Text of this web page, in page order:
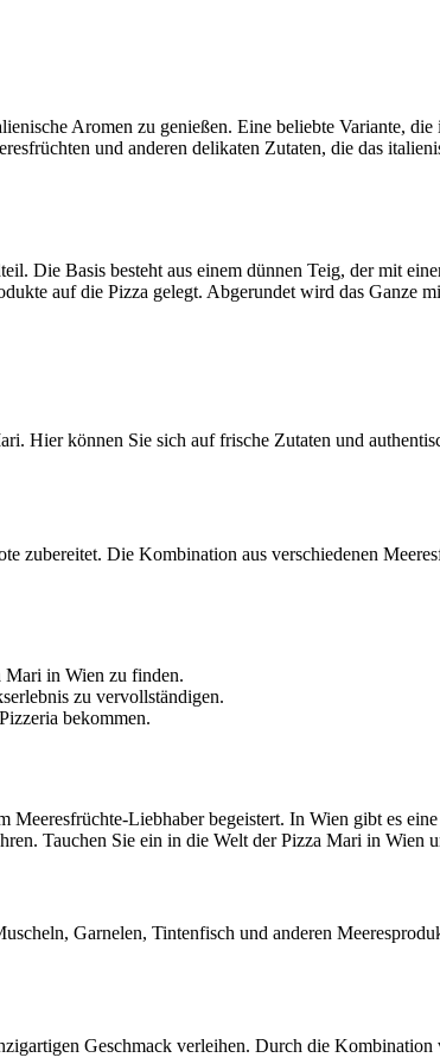
Aromen zu genießen. Eine beliebte Variante,
und anderen delikaten Zutaten, die das
Die Basis besteht aus einem dünnen Teig, der mit
auf die Pizza gelegt. Abgerundet wird das Ganze
Hier können Sie sich auf frische Zutaten und
Die Kombination aus verschiedenen
Mari in Wien zu finden.
zu vervollständigen.
bekommen.
Liebhaber begeistert. In Wien gibt es
Tauchen Sie ein in die Welt der Pizza Mari in Wien
Garnelen, Tintenfisch und anderen
Geschmack verleihen. Durch die